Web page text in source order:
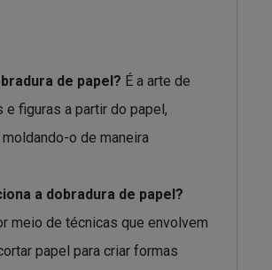
de papel? É a arte de
e figuras a partir do papel,
o de maneira
a dobradura de papel?
meio de técnicas que envolvem
papel para criar formas